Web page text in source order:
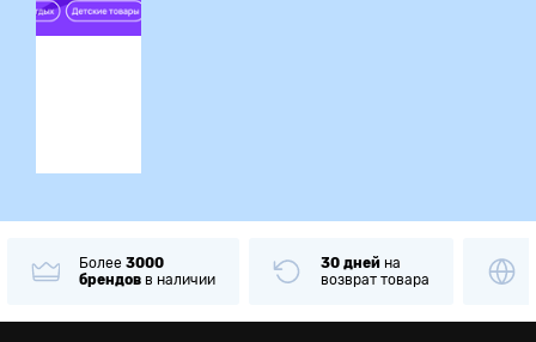
Более 3000
брендов в наличии
30 дней на
возврат товара